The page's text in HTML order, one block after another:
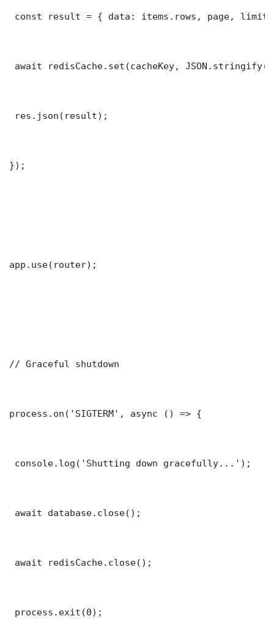
const result = { data: items.rows, page,
await redisCache.set(cacheKey,
res.json(result);
});
app.use(router);
// Graceful shutdown
process.on('SIGTERM', async () => {
console.log('Shutting down gracefully...');
await database.close();
await redisCache.close();
process.exit(0);